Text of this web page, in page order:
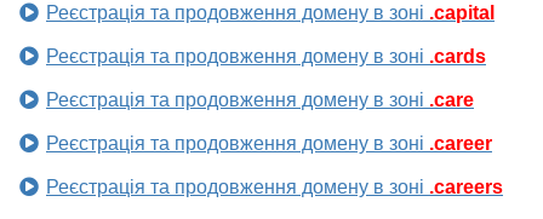
Реєстрація та продовження домену в зоні .capital
Реєстрація та продовження домену в зоні .cards
Реєстрація та продовження домену в зоні .care
Реєстрація та продовження домену в зоні .career
Реєстрація та продовження домену в зоні .careers